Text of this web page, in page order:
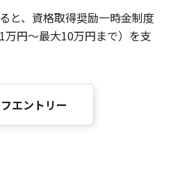
と、資格取得奨励一時金制度
万円～最大10万円まで）を支
エントリー